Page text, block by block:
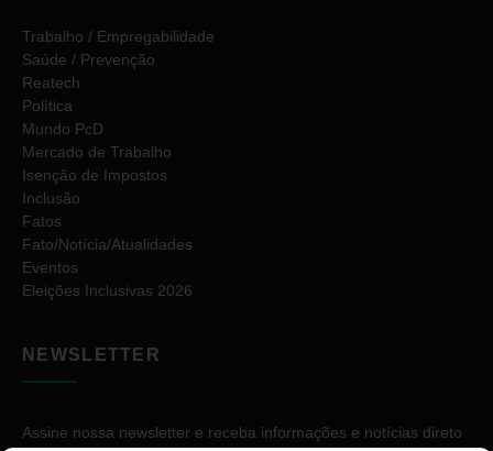
Trabalho / Empregabilidade
Saúde / Prevenção
Reatech
Política
Mundo PcD
Mercado de Trabalho
Isenção de Impostos
Inclusão
Fatos
Fato/Notícia/Atualidades
Eventos
Eleições Inclusivas 2026
NEWSLETTER
Assine nossa newsletter e receba informações e notícias direto